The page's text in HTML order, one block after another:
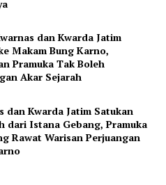
dan Kwarda Jatim
Makam Bung Karno,
Pramuka Tak Boleh
Akar Sejarah
dan Kwarda Jatim Satukan
dari Istana Gebang, Pramuka
Rawat Warisan Perjuangan